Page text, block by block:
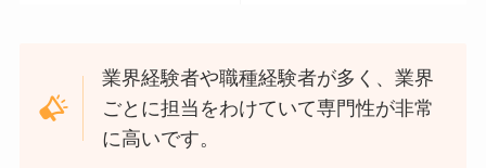
業界経験者や職種経験者が多く、業界
ごとに担当をわけていて専門性が非常
に高いです。